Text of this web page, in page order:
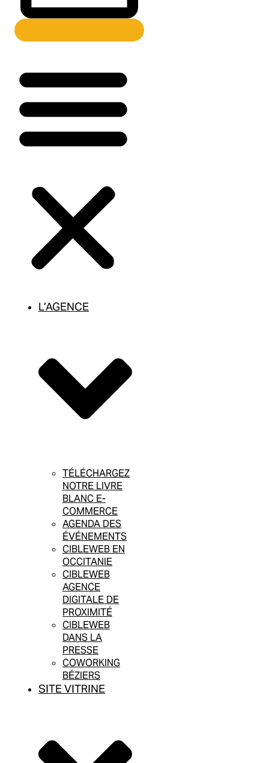
L’AGENCE
TÉLÉCHARGEZ
NOTRE LIVRE
BLANC E-
COMMERCE
AGENDA DES
ÉVÉNEMENTS
CIBLEWEB EN
OCCITANIE
CIBLEWEB
AGENCE
DIGITALE DE
PROXIMITÉ
CIBLEWEB
DANS LA
PRESSE
COWORKING
BÉZIERS
SITE VITRINE